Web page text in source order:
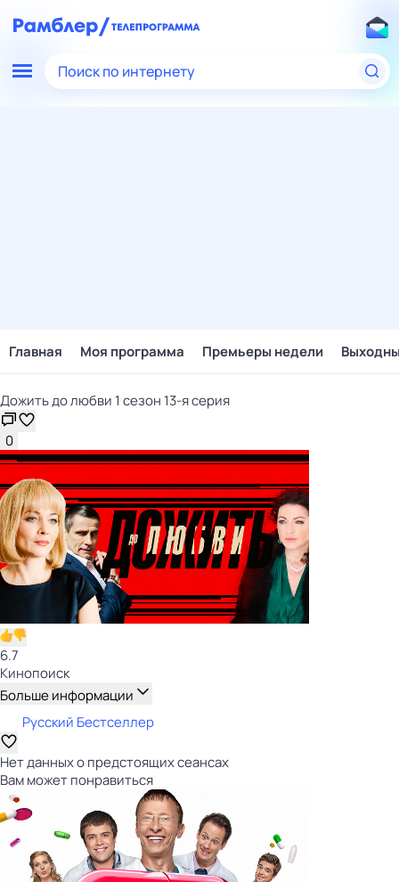
Поиск по интернету
Главная Моя программа Премьеры недели
Дожить до любви 1 сезон 13-я серия
0
6.7
Кинопоиск
Больше информации
Русский Бестселлер
Нет данных о предстоящих сеансах
Вам может понравиться